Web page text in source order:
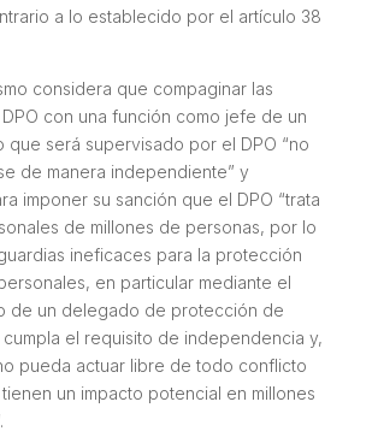
a lo establecido por el artículo 38
considera que compaginar las
con una función como jefe de un
que será supervisado por el DPO “no
de manera independiente” y
imponer su sanción que el DPO “trata
de millones de personas, por lo
ineficaces para la protección
en particular mediante el
de un delegado de protección de
el requisito de independencia y,
pueda actuar libre de todo conflicto
un impacto potencial en millones